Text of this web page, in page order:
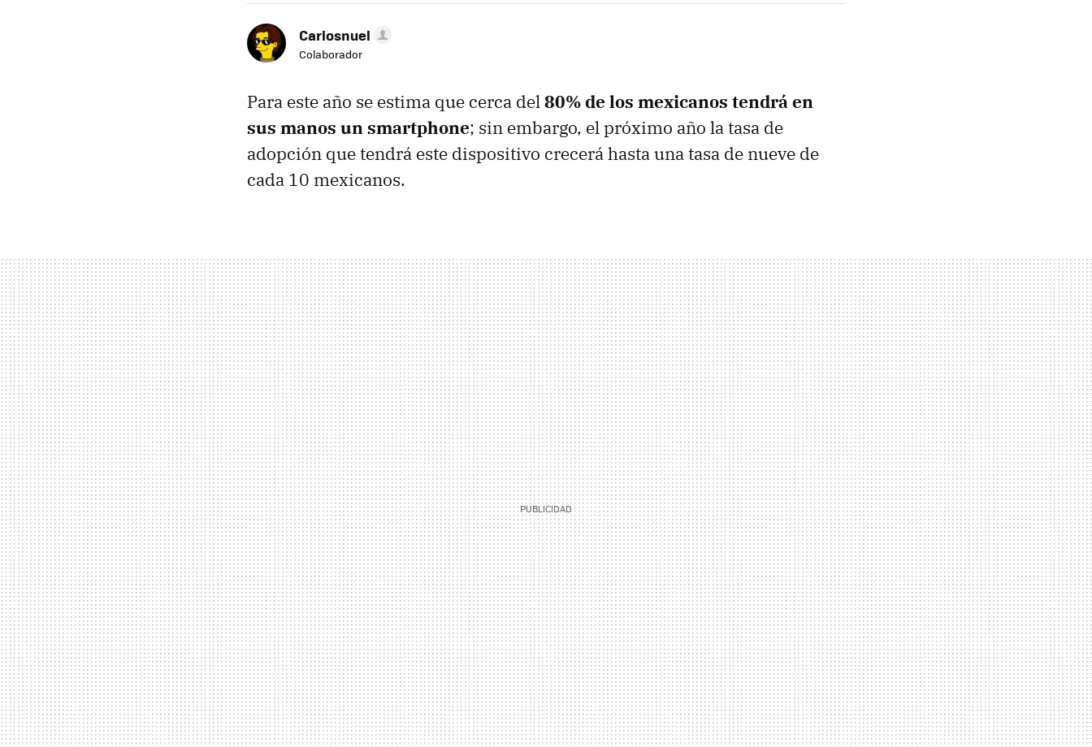
Carlosnuel
Colaborador
Para este año se estima que cerca del80% de los mexicanos tendrá en
sus manos un smartphone; sin embargo, el próximo año la tasa de
adopción que tendrá este dispositivo crecerá hasta una tasa de nueve de
cada 10 mexicanos.